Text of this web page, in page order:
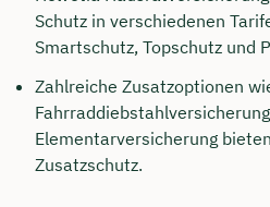
Schutz in verschiedenen
Smartschutz, Topschutz und
Zahlreiche Zusatzoptionen
Elementarversicherung
Zusatzschutz.
Dauer: ca. 30 Minuten
Kostenfrei &
🗓️ Wählen Sie jetzt Ihren